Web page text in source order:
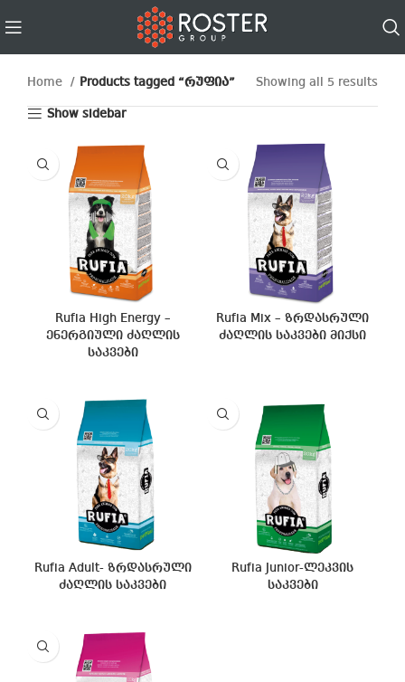
Home Products tagged “რუფია” Showing all 5 results
Show sidebar
Rufia High Energy –
ენერგიული ძაღლის
საკვები
Rufia Mix – ზრდასრული
ძაღლის საკვები მიქსი
Rufia Adult- ზრდასრული
ძაღლის საკვები
Rufia Junior-ლეკვის
საკვები